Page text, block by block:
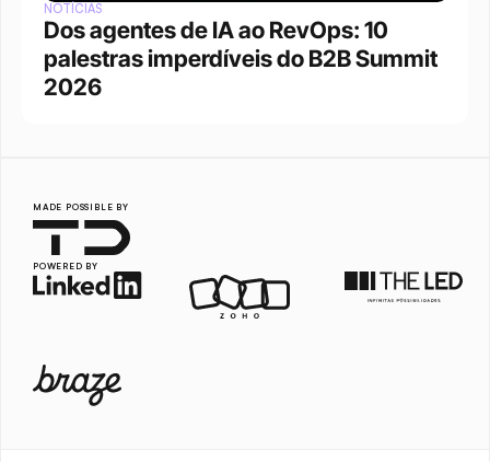
NOTÍCIAS
Dos agentes de IA ao RevOps: 10
palestras imperdíveis do B2B Summit
2026
MADE POSSIBLE BY
POWERED BY